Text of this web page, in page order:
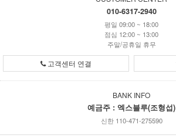
010-6317-2940
평일 09:00 ~ 18:00
점심 12:00 ~ 13:00
주말/공휴일 휴무
고객센터 연결
BANK INFO
예금주 : 엑스블루(조형섭)
신한 110-471-275590